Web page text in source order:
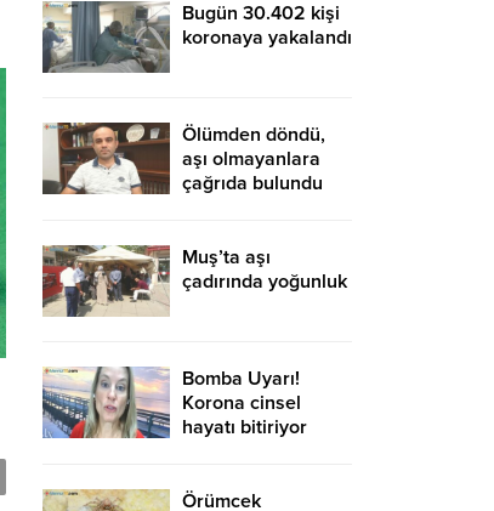
Bugün 30.402 kişi
koronaya yakalandı
Ölümden döndü,
aşı olmayanlara
çağrıda bulundu
Muş’ta aşı
çadırında yoğunluk
Bomba Uyarı!
Korona cinsel
hayatı bitiriyor
Örümcek